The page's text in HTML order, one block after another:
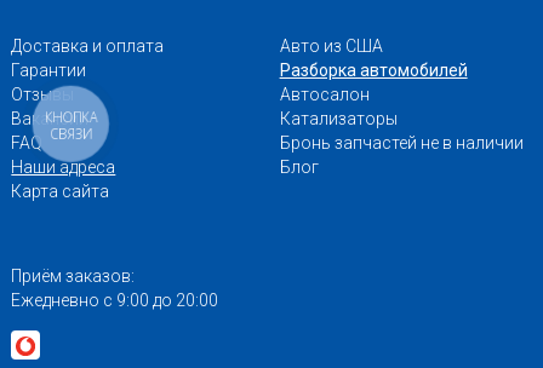
Доставка и оплата
Гарантии
Отзывы
Вакансии
FAQ
Наши адреса
Карта сайта
Авто из США
Разборка автомобилей
Автосалон
Катализаторы
Бронь запчастей не в наличии
Блог
Приём заказов:
Ежедневно с 9:00 до 20:00
КНОПКА
СВЯЗИ